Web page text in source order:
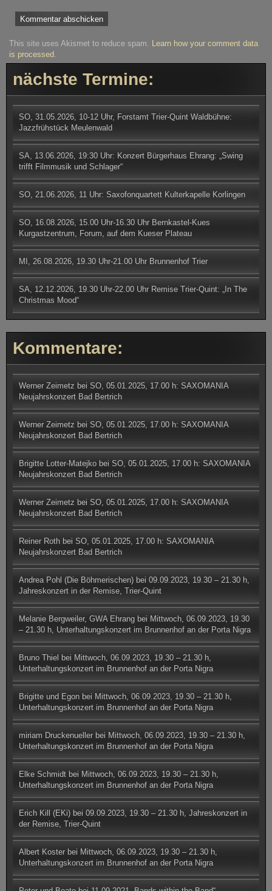
This site uses Akismet to reduce spam. Learn how your comment data
is processed.
nächste Termine:
SO, 31.05.2026, 10-12 Uhr, Forstamt Trier-Quint Waldbühne:
Jazzfrühstück Meulenwald
SA, 13.06.2026, 19:30 Uhr: Konzert Bürgerhaus Ehrang: „Swing
trifft Filmmusik und Schlager“
SO, 21.06.2026, 11 Uhr: Saxofonquartett Kulterkapelle Korlingen
SO, 16.08.2026, 15.00 Uhr-16.30 Uhr Bernkastel-Kues
Kurgastzentrum, Forum, auf dem Kueser Plateau
MI, 26.08.2026, 19.30 Uhr-21.00 Uhr Brunnenhof Trier
SA, 12.12.2026, 19.30 Uhr-22.00 Uhr Remise Trier-Quint: „In The
Christmas Mood“
Kommentare:
Werner Zeimetz bei SO, 05.01.2025, 17.00 h: SAXOMANIA
Neujahrskonzert Bad Bertrich
Werner Zeimetz bei SO, 05.01.2025, 17.00 h: SAXOMANIA
Neujahrskonzert Bad Bertrich
Brigitte Lotter-Matejko bei SO, 05.01.2025, 17.00 h: SAXOMANIA
Neujahrskonzert Bad Bertrich
Werner Zeimetz bei SO, 05.01.2025, 17.00 h: SAXOMANIA
Neujahrskonzert Bad Bertrich
Reiner Roth bei SO, 05.01.2025, 17.00 h: SAXOMANIA
Neujahrskonzert Bad Bertrich
Andrea Pohl (Die Böhmerischen) bei 09.09.2023, 19.30 – 21.30 h,
Jahreskonzert in der Remise, Trier-Quint
Melanie Bergweiler, GWA Ehrang bei Mittwoch, 06.09.2023, 19.30
– 21.30 h, Unterhaltungskonzert im Brunnenhof an der Porta Nigra
Bruno Thiel bei Mittwoch, 06.09.2023, 19.30 – 21.30 h,
Unterhaltungskonzert im Brunnenhof an der Porta Nigra
Brigitte und Egon bei Mittwoch, 06.09.2023, 19.30 – 21.30 h,
Unterhaltungskonzert im Brunnenhof an der Porta Nigra
miriam Druckenueller bei Mittwoch, 06.09.2023, 19.30 – 21.30 h,
Unterhaltungskonzert im Brunnenhof an der Porta Nigra
Elke Schmidt bei Mittwoch, 06.09.2023, 19.30 – 21.30 h,
Unterhaltungskonzert im Brunnenhof an der Porta Nigra
Erich Kill (EKi) bei 09.09.2023, 19.30 – 21.30 h, Jahreskonzert in
der Remise, Trier-Quint
Albert Koster bei Mittwoch, 06.09.2023, 19.30 – 21.30 h,
Unterhaltungskonzert im Brunnenhof an der Porta Nigra